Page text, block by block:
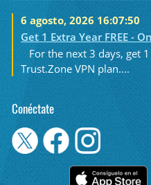
6 agosto, 2026 16:07:50
Get 1 Extra Year FREE -
For the next 3 days, get
Trust.Zone VPN plan....
Conéctate